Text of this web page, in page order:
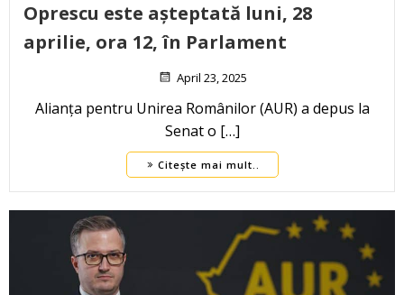
Oprescu este așteptată luni, 28
aprilie, ora 12, în Parlament
April 23, 2025
Alianța pentru Unirea Românilor (AUR) a depus la
Senat o […]
Citește mai mult..